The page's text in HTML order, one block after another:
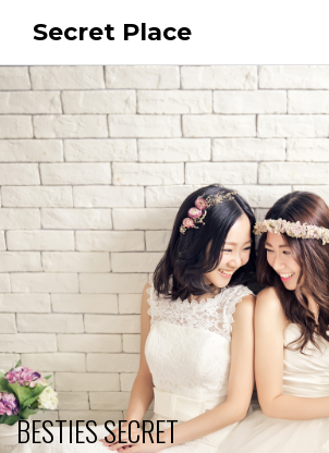
Secret Place
BESTIES SECRET